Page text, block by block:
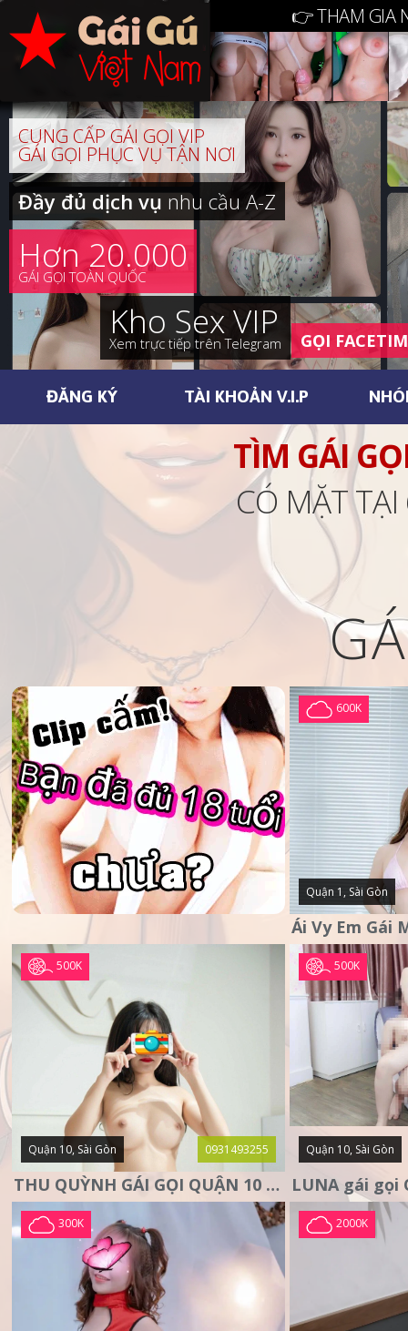
👉 THAM GIA
CUNG CẤP GÁI GỌI VIP
GÁI GỌI PHỤC VỤ TẬN NƠI
Đầy đủ dịch vụnhu cầu A-Z
Hơn 20.000
GÁI GỌI TOÀN QUỐC
Kho Sex VIP
Xem trực tiếp trên Telegram GỌI
ĐĂNG KÝ TÀI KHOẢN V.I.P
TÌM GÁI
CÓ MẶT
600K
Quận 1, Sài Gòn
500K
Quận 10, Sài Gòn 0931493255
THU QUỲNH GÁI GỌI QUẬN 10 – MẶT XINH DA TRẮNG – SANG
500K
Quận 10, Sài Gòn
300K 2000K